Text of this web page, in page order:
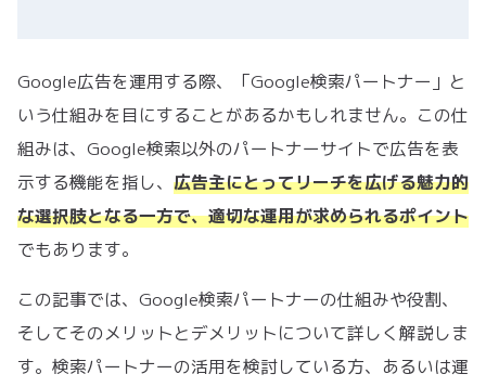
Google広告を運用する際、「Google検索パートナー」と
いう仕組みを目にすることがあるかもしれません。この仕
組みは、Google検索以外のパートナーサイトで広告を表
示する機能を指し、 広告主にとってリーチを広げる魅力的
な選択肢となる一方で、適切な運用が求められるポイント
でもあります。
この記事では、Google検索パートナーの仕組みや役割、
そしてそのメリットとデメリットについて詳しく解説しま
す。検索パートナーの活用を検討している方、あるいは運